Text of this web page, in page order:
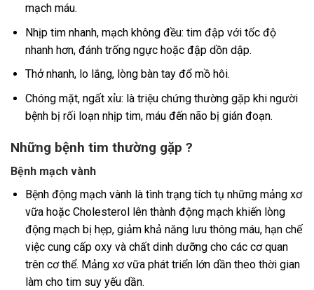
mạch máu.
Nhịp tim nhanh, mạch không đều: tim đập với tốc độ
nhanh hơn, đánh trống ngực hoặc đập dồn dập.
Thở nhanh, lo lắng, lòng bàn tay đổ mồ hôi.
Chóng mặt, ngất xỉu: là triệu chứng thường gặp khi người
bệnh bị rối loạn nhịp tim, máu đến não bị gián đoạn.
Những bệnh tim thường gặp ?
Bệnh mạch vành
Bệnh động mạch vành là tình trạng tích tụ những mảng xơ
vữa hoặc Cholesterol lên thành động mạch khiến lòng
động mạch bị hẹp, giảm khả năng lưu thông máu, hạn chế
việc cung cấp oxy và chất dinh dưỡng cho các cơ quan
trên cơ thể. Mảng xơ vữa phát triển lớn dần theo thời gian
làm cho tim suy yếu dần.